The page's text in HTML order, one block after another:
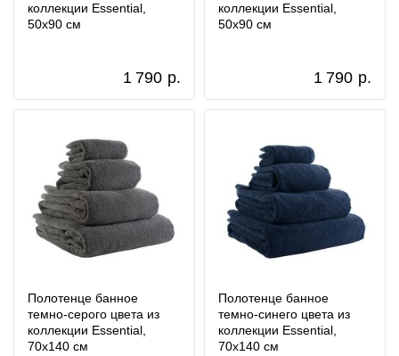
коллекции Essential,
50х90 см
1 790 р.
коллекции Essential,
50х90 см
1 790 р.
Полотенце банное
темно-серого цвета из
коллекции Essential,
70х140 см
Полотенце банное
темно-синего цвета из
коллекции Essential,
70х140 см